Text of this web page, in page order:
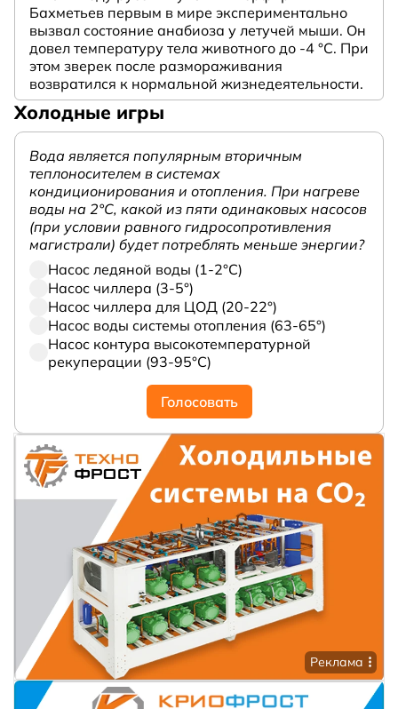
Бахметьев первым в мире экспериментально
вызвал состояние анабиоза у летучей мыши. Он
довел температуру тела животного до -4 °C. При
этом зверек после размораживания
возвратился к нормальной жизнедеятельности.
Холодные игры
Вода является популярным вторичным
теплоносителем в системах
кондиционирования и отопления. При нагреве
воды на 2°С, какой из пяти одинаковых насосов
(при условии равного гидросопротивления
магистрали) будет потреблять меньше энергии?
Насос ледяной воды (1-2°С)
Насос чиллера (3-5°)
Насос чиллера для ЦОД (20-22°)
Насос воды системы отопления (63-65°)
Насос контура высокотемпературной
рекуперации (93-95°С)
Голосовать
Реклама